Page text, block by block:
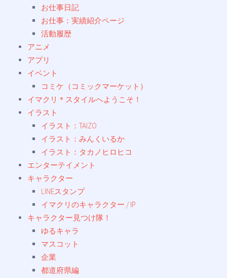
お仕事日記
お仕事：実績紹介ページ
活動履歴
アニメ
アプリ
イベント
コミケ（コミックマーケット）
イマクリ＊スタイルへようこそ！
イラスト
イラスト：TAIZO
イラスト：みんくいるか
イラスト：タカノヒロヒコ
エンターテイメント
キャラクター
LINEスタンプ
イマクリのキャラクター / IP
キャラクター見つけ隊！
ゆるキャラ
マスコット
企業
都道府県編